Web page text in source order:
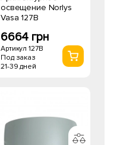
освещение Norlys
Vasa 127B
6664 грн
Артикул 127B
Под заказ
21-39 дней